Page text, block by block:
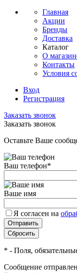
Главная
Акции
Бренды
Доставка
Каталог
О
Контакты
Условия
Вход
Регистрация
Заказать звонок
Заказать звонок
Оставьте Ваше
Ваш телефон*
Ваше имя
Я согласен на
* - Поля,
Сообщение